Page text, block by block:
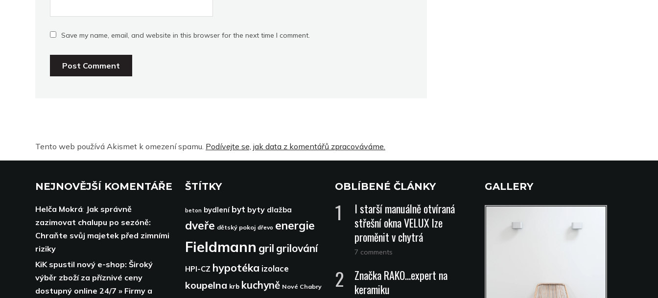
Save my name, email, and website in this browser for the next time I comment.
Tento web používá Akismet k omezení spamu. Podívejte se, jak data z komentářů zpracováváme.
NEJNOVĚJŠÍ KOMENTÁŘE
Helča Mokrá: Jak správně
zazimovat chalupu po sezóně:
Chraňte svůj majetek před zimními
riziky
KiK spustil nový e-shop: Široký
výběr zboží za příznivé ceny
dostupný online 24/7 » Firmy a
ŠTÍTKY
beton bydlení byt byty dlažba
dveře dětský pokoj dřevo energie
Fieldmann gril grilování
HPI-CZ hypotéka izolace
koupelna krb kuchyně Nové Chabry
OBLÍBENÉ ČLÁNKY
I starší manuálně otvíraná
střešní okna VELUX lze
proměnit v chytrá
7 comments
Značka RAKO…expert na
keramiku
GALLERY